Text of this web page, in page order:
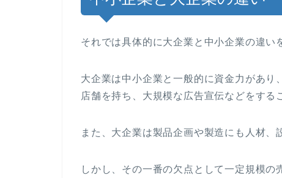
それでは具体的に大企業と中小企業の違い
大企業は中小企業と一般的に資金力があ
店舗を持ち、大規模な広告宣伝などをする
また、大企業は製品企画や製造にも人材、
しかし、その一番の欠点として一定規模の